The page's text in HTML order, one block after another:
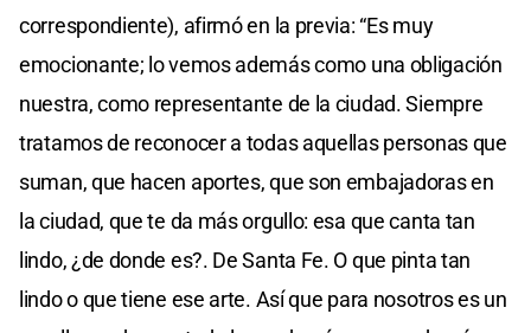
correspondiente), afirmó en la previa: “Es muy
emocionante; lo vemos además como una obligación
nuestra, como representante de la ciudad. Siempre
tratamos de reconocer a todas aquellas personas que
suman, que hacen aportes, que son embajadoras en
la ciudad, que te da más orgullo: esa que canta tan
lindo, ¿de donde es?. De Santa Fe. O que pinta tan
lindo o que tiene ese arte. Así que para nosotros es un